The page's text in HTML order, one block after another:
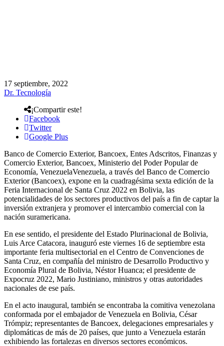
17 septiembre, 2022
Dr. Tecnología
¡Compartir este!
Facebook
Twitter
Google Plus
Banco de Comercio Exterior, Bancoex, Entes Adscritos, Finanzas y
Comercio Exterior, Bancoex, Ministerio del Poder Popular de
Economía, VenezuelaVenezuela, a través del Banco de Comercio
Exterior (Bancoex), expone en la cuadragésima sexta edición de la
Feria Internacional de Santa Cruz 2022 en Bolivia, las
potencialidades de los sectores productivos del país a fin de captar la
inversión extranjera y promover el intercambio comercial con la
nación suramericana.
En ese sentido, el presidente del Estado Plurinacional de Bolivia,
Luis Arce Catacora, inauguró este viernes 16 de septiembre esta
importante feria multisectorial en el Centro de Convenciones de
Santa Cruz, en compañía del ministro de Desarrollo Productivo y
Economía Plural de Bolivia, Néstor Huanca; el presidente de
Expocruz 2022, Mario Justiniano, ministros y otras autoridades
nacionales de ese país.
En el acto inaugural, también se encontraba la comitiva venezolana
conformada por el embajador de Venezuela en Bolivia, César
Trómpiz; representantes de Bancoex, delegaciones empresariales y
diplomáticas de más de 20 países, que junto a Venezuela estarán
exhibiendo las fortalezas en diversos sectores económicos.